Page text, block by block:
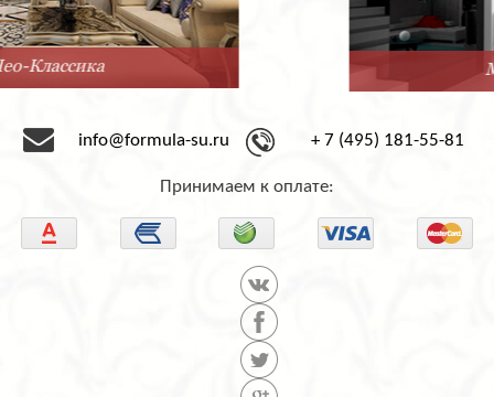
Минимализм
info@formula-su.ru + 7 (495) 181-55-81
Принимаем к оплате: